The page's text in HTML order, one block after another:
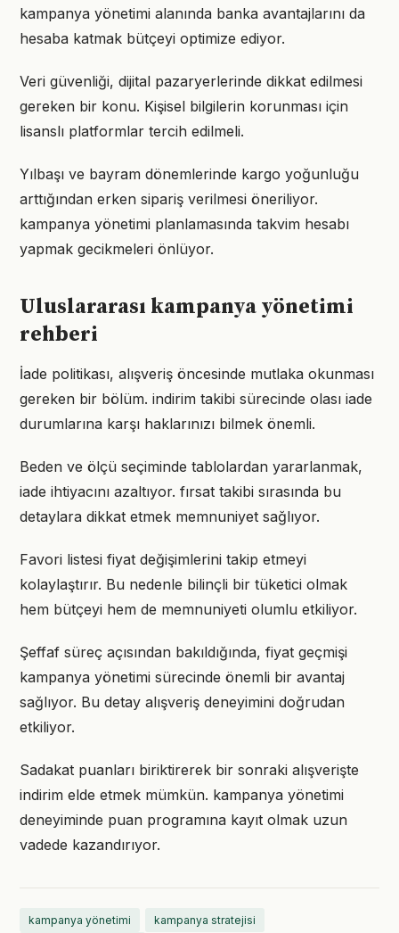
kampanya yönetimi alanında banka avantajlarını da
hesaba katmak bütçeyi optimize ediyor.
Veri güvenliği, dijital pazaryerlerinde dikkat edilmesi
gereken bir konu. Kişisel bilgilerin korunması için
lisanslı platformlar tercih edilmeli.
Yılbaşı ve bayram dönemlerinde kargo yoğunluğu
arttığından erken sipariş verilmesi öneriliyor.
kampanya yönetimi planlamasında takvim hesabı
yapmak gecikmeleri önlüyor.
Uluslararası kampanya yönetimi
rehberi
İade politikası, alışveriş öncesinde mutlaka okunması
gereken bir bölüm. indirim takibi sürecinde olası iade
durumlarına karşı haklarınızı bilmek önemli.
Beden ve ölçü seçiminde tablolardan yararlanmak,
iade ihtiyacını azaltıyor. fırsat takibi sırasında bu
detaylara dikkat etmek memnuniyet sağlıyor.
Favori listesi fiyat değişimlerini takip etmeyi
kolaylaştırır. Bu nedenle bilinçli bir tüketici olmak
hem bütçeyi hem de memnuniyeti olumlu etkiliyor.
Şeffaf süreç açısından bakıldığında, fiyat geçmişi
kampanya yönetimi sürecinde önemli bir avantaj
sağlıyor. Bu detay alışveriş deneyimini doğrudan
etkiliyor.
Sadakat puanları biriktirerek bir sonraki alışverişte
indirim elde etmek mümkün. kampanya yönetimi
deneyiminde puan programına kayıt olmak uzun
vadede kazandırıyor.
kampanya yönetimi
kampanya stratejisi